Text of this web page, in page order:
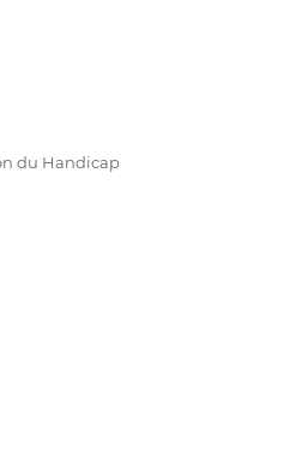
du Handicap